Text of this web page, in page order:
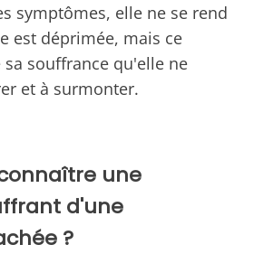
symptômes, elle ne se rend
est déprimée, mais ce
souffrance qu'elle ne
et à surmonter.
une
d'une
?